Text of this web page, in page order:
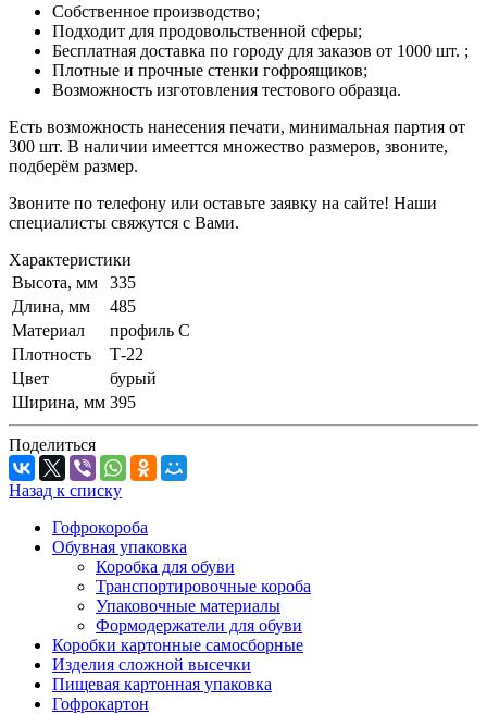
Собственное производство;
Подходит для продовольственной сферы;
Бесплатная доставка по городу для заказов от 1000 шт. ;
Плотные и прочные стенки гофроящиков;
Возможность изготовления тестового образца.
Есть возможность нанесения печати, минимальная партия от
300 шт. В наличии имееттся множество размеров, звоните,
подберём размер.
Звоните по телефону или оставьте заявку на сайте! Наши
специалисты свяжутся с Вами.
Характеристики
Высота, мм
335
Длина, мм
485
Материал
профиль С
Плотность
Т-22
Цвет
бурый
Ширина, мм 395
Поделиться
Назад к списку
Гофрокороба
Обувная упаковка
Коробка для обуви
Транспортировочные короба
Упаковочные материалы
Формодержатели для обуви
Коробки картонные самосборные
Изделия сложной высечки
Пищевая картонная упаковка
Гофрокартон